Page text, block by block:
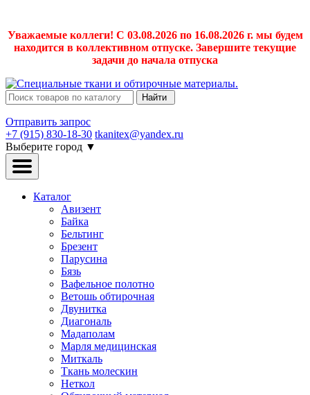
Уважаемые коллеги! С 03.08.2026 по 16.08.2026 г. мы будем
находится в коллективном отпуске. Завершите текущие
задачи до начала отпуска
Найти
Отправить запрос
+7 (915) 830-18-30 tkanitex@yandex.ru
Выберите город ▼
Каталог
Авизент
Байка
Бельтинг
Брезент
Парусина
Бязь
Вафельное полотно
Ветошь обтирочная
Двунитка
Диагональ
Мадаполам
Марля медицинская
Миткаль
Ткань молескин
Неткол